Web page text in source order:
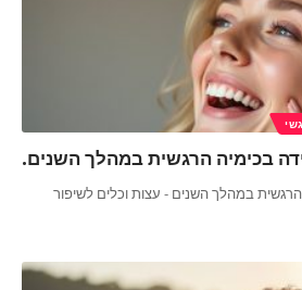
בכימיה הרגשית במהלך השנים.
במהלך השנים - עצות וכלים לשיפור